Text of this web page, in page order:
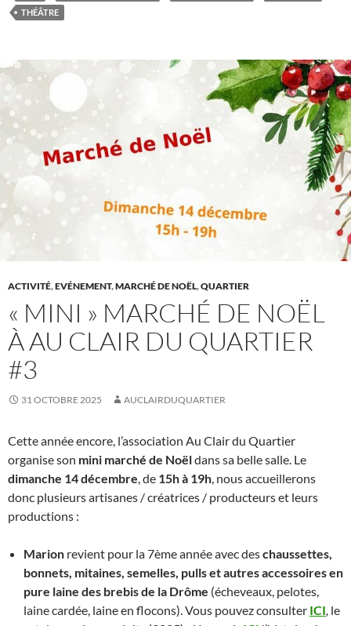
THÉÂTRE
ACTIVITÉ,EVÉNEMENT,MARCHÉ DE NOËL,QUARTIER
« MINI » MARCHÉ DE NOËL
À AU CLAIR DU QUARTIER
#3
31 OCTOBRE 2025 AUCLAIRDUQUARTIER
Cette année encore, l’association Au Clair du Quartier
organise son mini marché de Noëldans sa belle salle. Le
dimanche 14 décembre, de 15h à 19h, nous accueillerons
donc plusieurs artisanes / créatrices / producteurs et leurs
productions :
Marion revient pour la 7ème année avec deschaussettes,
bonnets, mitaines, semelles, pulls et autres accessoires en
pure laine des brebis de la Drôme (écheveaux, pelotes,
laine cardée, laine en flocons). Vous pouvez consulter ICI, le